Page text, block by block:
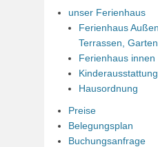
unser Ferienhaus
Ferienhaus
Terrassen,
Ferienhaus innen
Kinderausstattung
Hausordnung
Preise
Belegungsplan
Buchungsanfrage